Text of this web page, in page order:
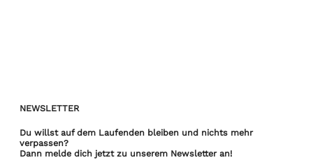
NEWSLETTER
Du willstauf dem Laufenden bleiben und nichts mehr
verpassen?​
Dann melde dich jetzt zu unserem Newsletter an!